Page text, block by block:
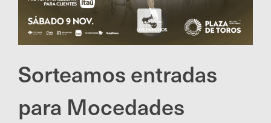
Sorteamos entradas
para Mocedades